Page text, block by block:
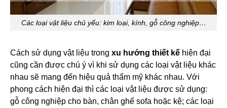
Các loại vật liệu chủ yếu: kim loại, kính, gỗ công nghiệp…
Cách sử dụng vật liệu trong xu hướng thiết kế hiện đại
cũng cần được chú ý vì khi sử dụng các loại vật liệu khác
nhau sẽ mang đến hiệu quả thẩm mỹ khác nhau. Với
phong cách hiện đại thì các loại vật liệu được sử dụng:
gỗ công nghiệp cho bàn, chân ghế sofa hoặc kệ; các loại